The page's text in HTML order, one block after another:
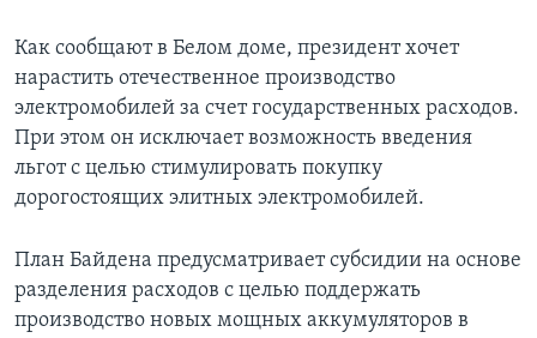
Как сообщают в Белом доме, президент хочет
нарастить отечественное производство
электромобилей за счет государственных расходов.
При этом он исключает возможность введения
льгот с целью стимулировать покупку
дорогостоящих элитных электромобилей.
План Байдена предусматривает субсидии на основе
разделения расходов с целью поддержать
производство новых мощных аккумуляторов в